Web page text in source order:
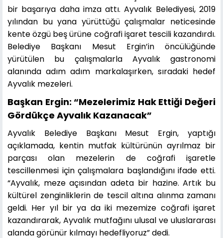
bir başarıya daha imza attı. Ayvalık Belediyesi, 2019
yılından bu yana yürüttüğü çalışmalar neticesinde
kente özgü beş ürüne coğrafi işaret tescili kazandırdı.
Belediye Başkanı Mesut Ergin’in öncülüğünde
yürütülen bu çalışmalarla Ayvalık gastronomi
alanında adım adım markalaşırken, sıradaki hedef
Ayvalık mezeleri.
Başkan Ergin: “Mezelerimiz Hak Ettiği Değeri
Gördükçe Ayvalık Kazanacak”
Ayvalık Belediye Başkanı Mesut Ergin, yaptığı
açıklamada, kentin mutfak kültürünün ayrılmaz bir
parçası olan mezelerin de coğrafi işaretle
tescillenmesi için çalışmalara başlandığını ifade etti.
“Ayvalık, meze açısından adeta bir hazine. Artık bu
kültürel zenginliklerin de tescil altına alınma zamanı
geldi. Her yıl bir ya da iki mezemize coğrafi işaret
kazandırarak, Ayvalık mutfağını ulusal ve uluslararası
alanda görünür kılmayı hedefliyoruz” dedi.